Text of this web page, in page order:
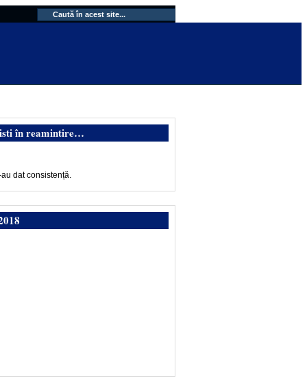
în reamintire…
dat consistență.